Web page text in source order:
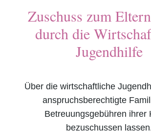
Zuschuss zum
durch die
Jugendhilfe
Über die wirtschaftliche
anspruchsberechtigte
Betreuungsgebühren ihrer
bezuschussen